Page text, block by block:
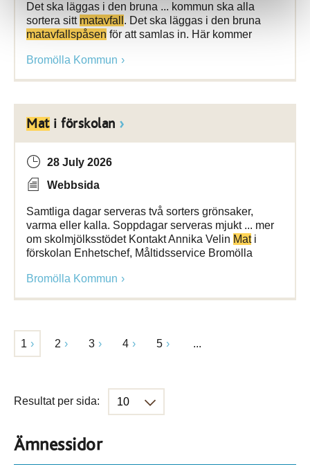
Det ska läggas i den bruna ... kommun ska alla
sortera sitt matavfall . Det ska läggas i den bruna
matavfallspåsen för att samlas in. Här kommer
Bromölla Kommun
Mati förskolan
28 July 2026
Webbsida
Samtliga dagar serveras två sorters grönsaker,
varma eller kalla. Soppdagar serveras mjukt ... mer
om skolmjölksstödet Kontakt Annika Velin Mati
förskolan Enhetschef, Måltidsservice Bromölla
Bromölla Kommun
1 2 3 4 5 ...
Resultat per sida:
Ämnessidor